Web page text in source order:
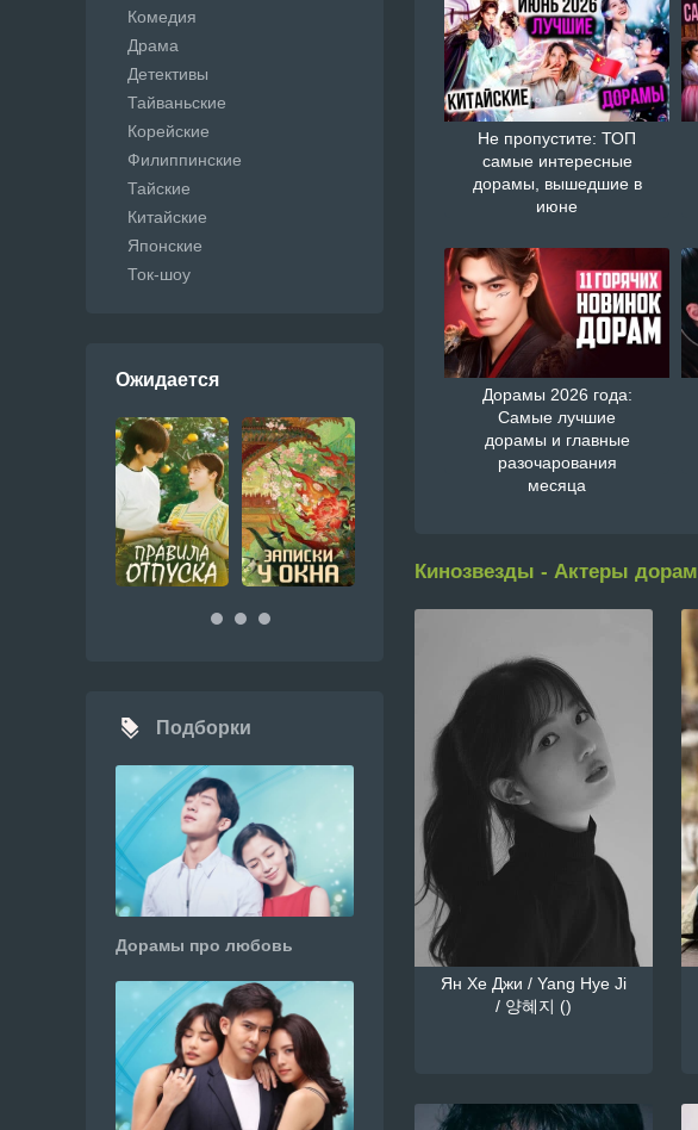
Не пропустите: ТОП
самые интересные
дорамы, вышедшие в
июне
Дорамы 2026 года:
Самые лучшие
дорамы и главные
разочарования
месяца
Кинозвезды - Актеры дорам
Ян Хе Джи / Yang Hye Ji
/ 양혜지 ()
Комедия
Драма
Детективы
Тайваньские
Корейские
Филиппинские
Тайские
Китайские
Японские
Ток-шоу
Ожидается
Подборки
Дорамы про любовь